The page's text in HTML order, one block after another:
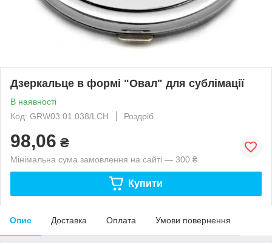
Дзеркальце в формі "Овал" для сублімації
В наявності
Код: GRW03.01.038/LCH
Роздріб
98,06 ₴
Мінімальна сума замовлення на сайті — 300 ₴
Купити
Опис Доставка Оплата Умови повернення